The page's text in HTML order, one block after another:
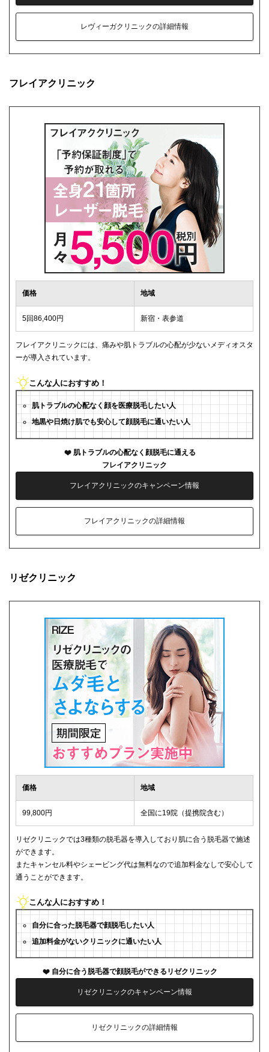
レヴィーガクリニックの詳細情報
フレイアクリニック
価格 地域
5回86,400円 新宿・表参道
フレイアクリニックには、痛みや肌トラブルの心配が少ないメディオスタ
ーが導入されています。
こんな人におすすめ！
肌トラブルの心配なく顔を医療脱毛したい人
地黒や日焼け肌でも安心して顔脱毛に通いたい人
肌トラブルの心配なく顔脱毛に通える
フレイアクリニック
フレイアクリニックのキャンペーン情報
フレイアクリニックの詳細情報
リゼクリニック
価格 地域
99,800円 全国に19院（提携院含む）
リゼクリニックでは3種類の脱毛器を導入しており肌に合う脱毛器で施述
ができます。
またキャンセル料やシェービング代は無料なので追加料金なしで安心して
通うことができます。
こんな人におすすめ！
自分に合った脱毛器で顔脱毛したい人
追加料金がないクリニックに通いたい人
自分に合う脱毛器で顔脱毛ができるリゼクリニック
リゼクリニックのキャンペーン情報
リゼクリニックの詳細情報